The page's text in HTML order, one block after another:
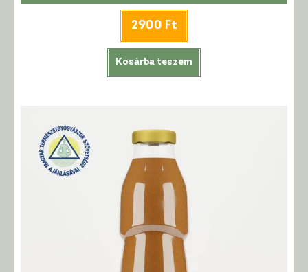
2900 Ft
Kosárba teszem